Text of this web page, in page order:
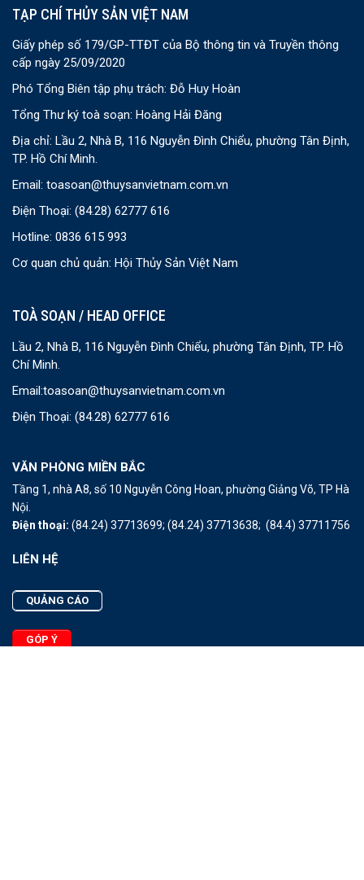
TẠP CHÍ THỦY SẢN VIỆT NAM
Giấy phép số 179/GP-TTĐT của Bộ thông tin và Truyền thông
cấp ngày 25/09/2020
Phó Tổng Biên tập phụ trách: Đỗ Huy Hoàn
Tổng Thư ký toà soạn: Hoàng Hải Đăng
Địa chỉ: Lầu 2, Nhà B, 116 Nguyễn Đình Chiểu, phường Tân Định,
TP. Hồ Chí Minh.
Email: toasoan@thuysanvietnam.com.vn
Điện Thoại: (84.28) 62777 616
Hotline: 0836 615 993
Cơ quan chủ quản: Hội Thủy Sản Việt Nam
TOÀ SOẠN / HEAD OFFICE
Lầu 2, Nhà B, 116 Nguyễn Đình Chiểu, phường Tân Định, TP. Hồ
Chí Minh.
Email:toasoan@thuysanvietnam.com.vn
Điện Thoại: (84.28) 62777 616
VĂN PHÒNG MIỀN BẮC
Tầng 1, nhà A8, số 10 Nguyễn Công Hoan, phường Giảng Võ, TP Hà
Nội.
Điện thoại: (84.24) 37713699; (84.24) 37713638; (84.4) 37711756
LIÊN HỆ
QUẢNG CÁO
GÓP Ý